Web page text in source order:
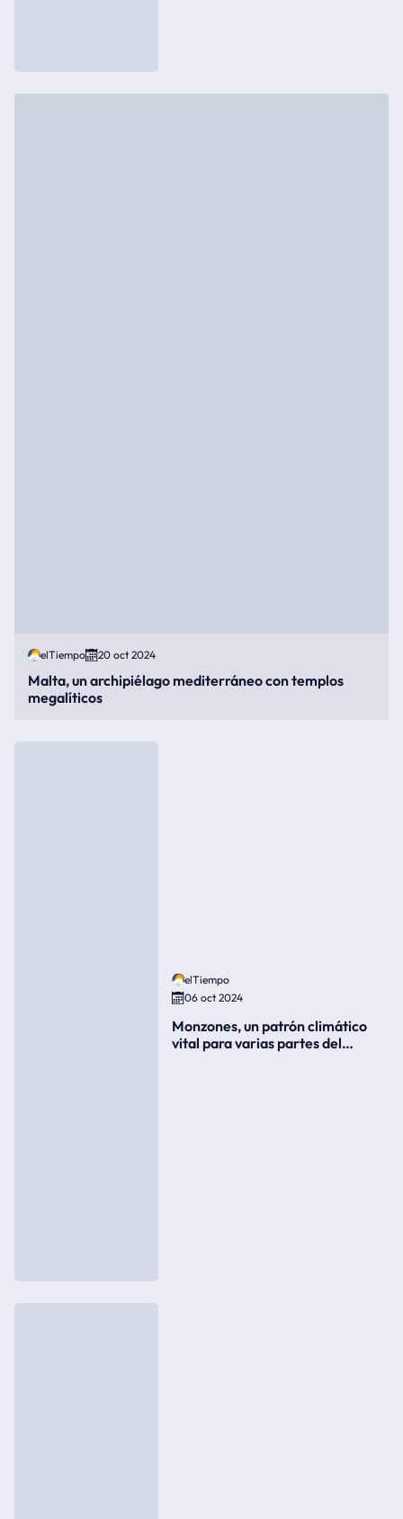
elTiempo 20 oct 2024
Malta, un archipiélago mediterráneo con templos
megalíticos
elTiempo
06 oct 2024
Monzones, un patrón climático
vital para varias partes del